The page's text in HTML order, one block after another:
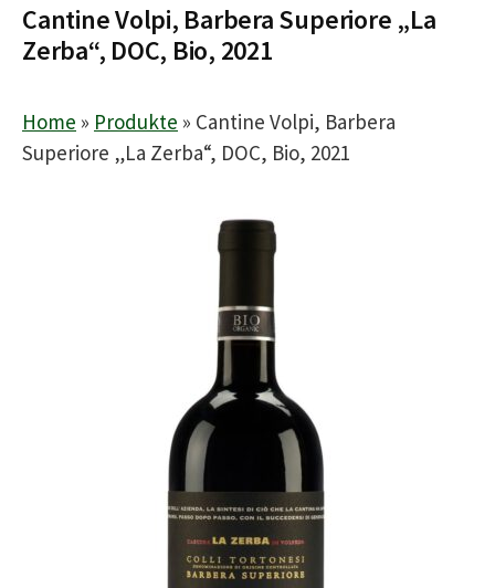
Cantine Volpi, Barbera Superiore „La
Zerba“, DOC, Bio, 2021
Home » Produkte » Cantine Volpi, Barbera
Superiore „La Zerba“, DOC, Bio, 2021